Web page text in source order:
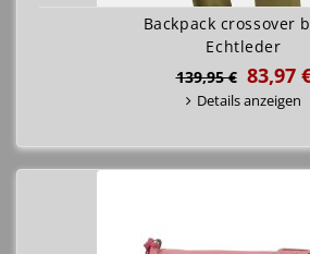
Backpack crossover
Echtleder
139,95 € 83,97
Details anzeigen